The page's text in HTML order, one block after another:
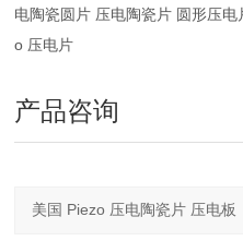
电陶瓷圆片 压电陶瓷片 圆形压
o 压电片
产品咨询